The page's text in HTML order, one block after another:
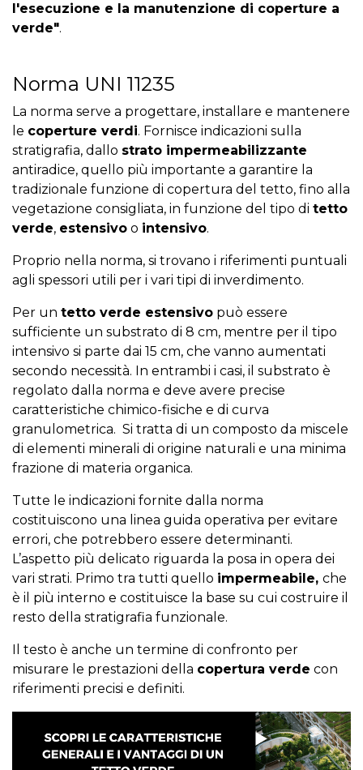
l'esecuzione e la manutenzione di coperture a
verde".
Norma UNI 11235
La norma serve a progettare, installare e mantenere
le coperture verdi. Fornisce indicazioni sulla
stratigrafia, dallo strato impermeabilizzante
antiradice, quello più importante a garantire la
tradizionale funzione di copertura del tetto, fino alla
vegetazione consigliata, in funzione del tipo di tetto
verde, estensivo o intensivo.
Proprio nella norma, si trovano i riferimenti puntuali
agli spessori utili per i vari tipi di inverdimento.
Per un tetto verde estensivo può essere
sufficiente un substrato di 8 cm, mentre per il tipo
intensivo si parte dai 15 cm, che vanno aumentati
secondo necessità. In entrambi i casi, il substrato è
regolato dalla norma e deve avere precise
caratteristiche chimico-fisiche e di curva
granulometrica. Si tratta di un composto da miscele
di elementi minerali di origine naturali e una minima
frazione di materia organica.
Tutte le indicazioni fornite dalla norma
costituiscono una linea guida operativa per evitare
errori, che potrebbero essere determinanti.
L’aspetto più delicato riguarda la posa in opera dei
vari strati. Primo tra tutti quello impermeabile, che
è il più interno e costituisce la base su cui costruire il
resto della stratigrafia funzionale.
Il testo è anche un termine di confronto per
misurare le prestazioni della copertura verde con
riferimenti precisi e definiti.